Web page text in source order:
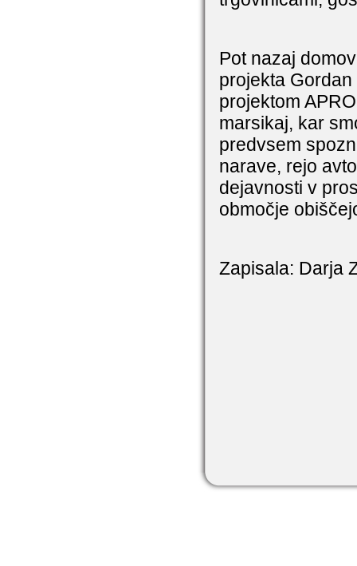
Pot nazaj
projekta
projektom
marsikaj, kar
predvsem
narave, rejo
dejavnosti v
območje
Zapisala: Darja